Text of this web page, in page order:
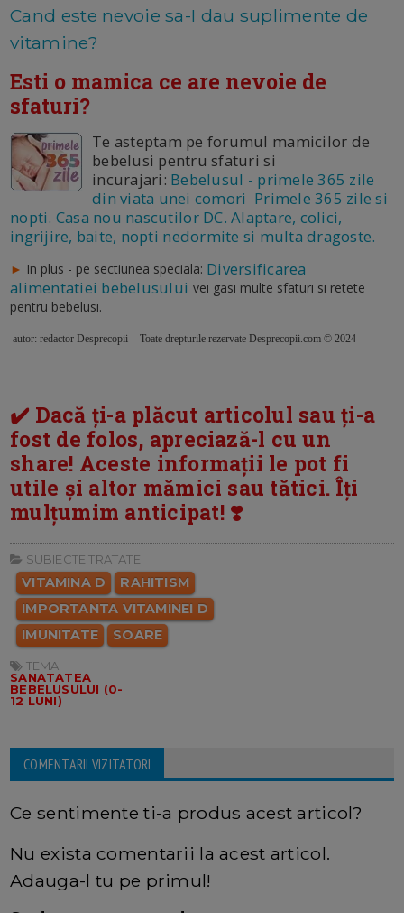
Cand este nevoie sa-I dau suplimente de
vitamine?
Esti o mamica ce are nevoie de
sfaturi?
Te asteptam pe forumul mamicilor de
bebelusi pentru sfaturi si
incurajari: Bebelusul - primele 365 zile
din viata unei comori Primele 365 zile si
nopti. Casa nou nascutilor DC. Alaptare, colici,
ingrijire, baite, nopti nedormite si multa dragoste.
► In plus - pe sectiunea speciala: Diversificarea
alimentatiei bebelusului vei gasi multe sfaturi si retete
pentru bebelusi.
autor: redactor Desprecopii - Toate drepturile rezervate Desprecopii.com © 2024
✔️ Dacă ți-a plăcut articolul sau ți-a
fost de folos, apreciază-l cu un
share! Aceste informații le pot fi
utile și altor mămici sau tătici. Îți
mulțumim anticipat! ❣️
SUBIECTE TRATATE:
VITAMINA D
RAHITISM
IMPORTANTA VITAMINEI D
IMUNITATE
SOARE
TEMA:
SANATATEA
BEBELUSULUI (0-
12 LUNI)
COMENTARII VIZITATORI
Ce sentimente ti-a produs acest articol?
Nu exista comentarii la acest articol.
Adauga-l tu pe primul!